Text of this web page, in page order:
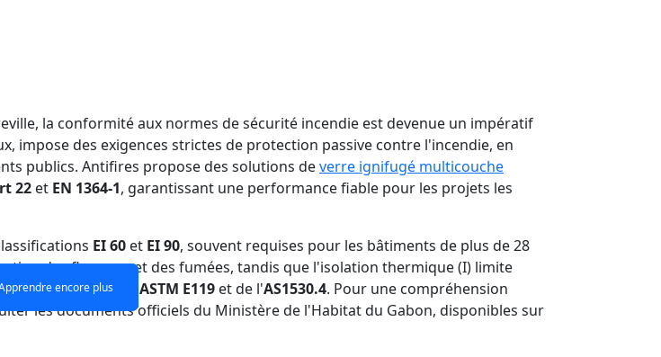
encore plus
encore plus
encore plus
encore plus
la conformité aux normes de sécurité incendie est devenue un impératif
impose des exigences strictes de protection passive contre l'incendie, en
publics. Antifires propose des solutions deverre ignifugé multicouche
22 et EN 1364-1, garantissant une performance fiable pour les projets les
EI 60 et EI 90, souvent requises pour les bâtiments de plus de 28
des flammes et des fumées, tandis que l'isolation thermique (I) limite
aux critères de l' ASTM E119 et de l'AS1530.4. Pour une compréhension
les documents officiels du Ministère de l'Habitat du Gabon, disponibles sur